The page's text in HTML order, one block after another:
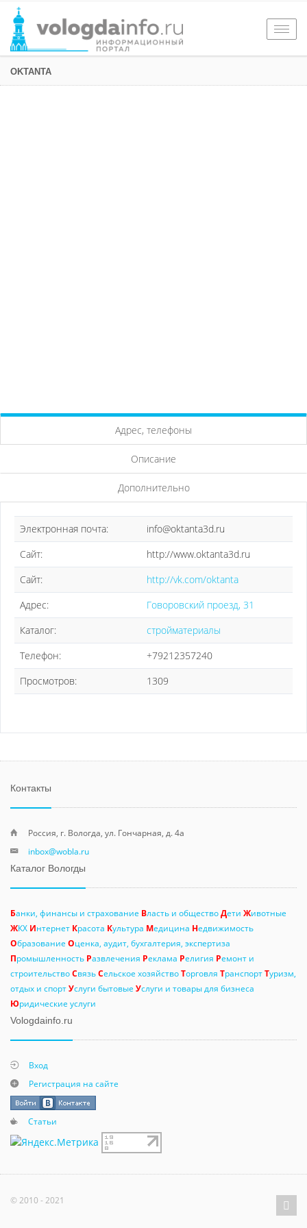
OKTANTA
Адрес, телефоны
Описание
Дополнительно
Электронная почта:
info@oktanta3d.ru
Сайт:
http://www.oktanta3d.ru
Сайт:
http://vk.com/oktanta
Адрес:
Говоровский проезд, 31
Каталог:
стройматериалы
Телефон:
+79212357240
Просмотров:
1309
Контакты
Россия, г. Вологда, ул. Гончарная, д. 4а
inbox@wobla.ru
Каталог Вологды
Банки, финансы и страхование Власть и обществоДети Животные
ЖКХ Интернет Красота Культура Медицина Недвижимость
Образование Оценка, аудит, бухгалтерия, экспертиза
Промышленность Развлечения Реклама Религия Ремонт и
строительствоСвязьСельское хозяйствоТорговля ТранспортТуризм,
отдых и спортУслуги бытовые Услуги и товары для бизнеса
Юридические услуги
Vologdainfo.ru
Вход
Регистрация на сайте
Статьи
© 2010 - 2021